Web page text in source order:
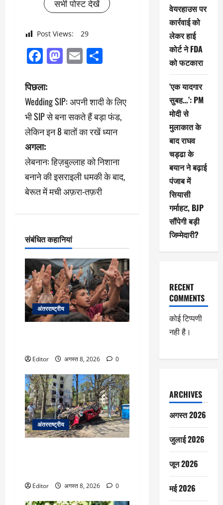
सभी पोस्ट देखें
Post Views: 29
Facebook
Mastodon
Email
पो
स्ट
ने
वि
गे
श
पिछला:
Wedding SIP: अपनी शादी के लिए
भी SIP से बना सकते हैं बड़ा फंड,
लेकिन इन 8 बातों का रखें ध्यान
अगला:
लेबनान: हिज़बुल्लाह को निशाना
बनाने की इसराइली धमकी के बाद,
बेरूत में मची अफ़रा-तफ़री
संबंधित कहानियां
अंतरराष्ट्रीय
Editor अगस्त 8, 2026 0
अंतरराष्ट्रीय
Editor अगस्त 8, 2026 0
वेयरहाउस पर
कार्रवाई को
लेकर हाई
कोर्ट ने FDA
को फटकारा
‘एक यादगार
सुबह…’: PM
मोदी से
मुलाकात के
बाद राघव
चड्ढा के
बयान ने बढ़ाई
पंजाब में
सियासी
गर्माहट, BJP
सौंपेगी बड़ी
जिम्मेदारी?
RECENT
COMMENTS
कोई टिप्पणी
नही है।
ARCHIVES
अगस्त 2026
जुलाई 2026
जून 2026
मई 2026